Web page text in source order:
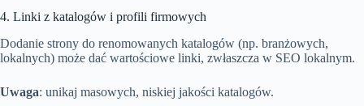
4. Linki z katalogów i profili firmowych
Dodanie strony do renomowanych katalogów (np. branżowych,
lokalnych) może dać wartościowe linki, zwłaszcza w SEO lokalnym.
Uwaga: unikaj masowych, niskiej jakości katalogów.